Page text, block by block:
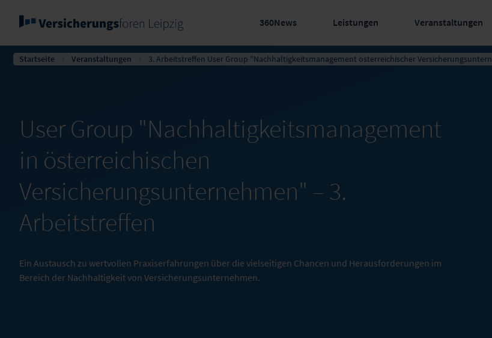
360News Leistungen Veranstaltungen
Startseite Veranstaltungen 3. Arbeitstreffen User Group "Nachhaltigkeitsmanagement österreichischer
User Group "Nachhaltigkeitsmanagement
in österreichischen
Versicherungsunternehmen" –3.
Arbeitstreffen
Ein Austausch zu wertvollen Praxiserfahrungen über die vielseitigen Chancen und Herausforderungen im
Bereich der Nachhaltigkeit von Versicherungsunternehmen.